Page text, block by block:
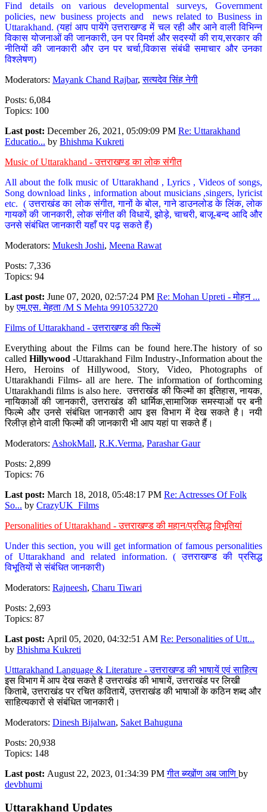
Find details on various developmental surveys, Government
policies, new business projects and news related to Business in
Uttarakhand. (यहां आप पायेंगे उत्तराखण्ड में चल रही और आने वाली विभिन्न
विकास योजनाओं की जानकारी, उन पर विमर्श और सदस्यों की राय,सरकार की
नीतियों की जानकारी और उन पर चर्चा,विकास संबंधी समाचार और उनका
विश्लेषण)
Moderators: Mayank Chand Rajbar,सत्यदेव सिंह नेगी
Posts: 6,084
Topics: 100
Last post: December 26, 2021, 05:09:09 PM Re: Uttarakhand
Educatio... by Bhishma Kukreti
Music of Uttarakhand - उत्तराखण्ड का लोक संगीत
All about the folk music of Uttarakhand , Lyrics , Videos of songs,
Song download links , information about musicians ,singers, lyricist
etc. ( उत्तराखंड का लोक संगीत, गानों के बोल, गाने डाउनलोड के लिंक, लोक
गायकों की जानकारी, लोक संगीत की विधायें, झोड़े, चाचरी, बाजू-बन्द आदि और
उनसे संबंधित जानकारी यहाँ पर पढ़ सकते हैं)
Moderators: Mukesh Joshi, Meena Rawat
Posts: 7,336
Topics: 94
Last post: June 07, 2020, 02:57:24 PM Re: Mohan Upreti - मोहन ...
byएम.एस. मेहता /M S Mehta 9910532720
Films of Uttarakhand - उत्तराखण्ड की फिल्में
Everything about the Films can be found here.The history of so
calledHillywood-Uttarakhand Film Industry-,Information about the
Hero, Heroins of Hillywood, Story, Video, Photographs of
Uttarakhandi Films- all are here. The information of forthcoming
Uttarakhandi films is also here. उत्तराखंड की फिल्मों का इतिहास, नायक,
नायिकाओं की जानकारी, उत्तराखंड की धार्मिक,सामाजिक समस्याओं पर बनी
फिल्मे और उनसे संबंधित जानकारी आप इस विभाग में देख सकते है। नयी
रिलीज़ होने वाली फिल्मों की जानकारी भी आप यहां पा सकते हैं।
Moderators: AshokMall, R.K.Verma, Parashar Gaur
Posts: 2,899
Topics: 76
Last post: March 18, 2018, 05:48:17 PM Re: Actresses Of Folk
So... by CrazyUK_Films
Personalities of Uttarakhand - उत्तराखण्ड की महान/प्रसिद्ध विभूतियां
Under this section, you will get information of famous personalities
of Uttarakhand and related information. ( उत्तराखण्ड की प्रसिद्ध
विभूतियों से संबंधित जानकारी)
Moderators: Rajneesh, Charu Tiwari
Posts: 2,693
Topics: 87
Last post: April 05, 2020, 04:32:51 AM Re: Personalities of Utt...
by Bhishma Kukreti
Utttarakhand Language & Literature - उत्तराखण्ड की भाषायें एवं साहित्य
इस विभाग में आप देख सकते है उत्तराखंड की भाषायें, उत्तराखंड पर लिखी
किताबे, उत्तराखंड पर रचित कवितायें, उत्तराखंड की भाषाओं के कठिन शब्द और
साहित्यकारों से संबंधित जानकारी।
Moderators: Dinesh Bijalwan, Saket Bahuguna
Posts: 20,938
Topics: 148
Last post: August 22, 2023, 01:34:39 PMगीत ब्य्खोंण अब जाणि by
devbhumi
Uttarakhand Updates